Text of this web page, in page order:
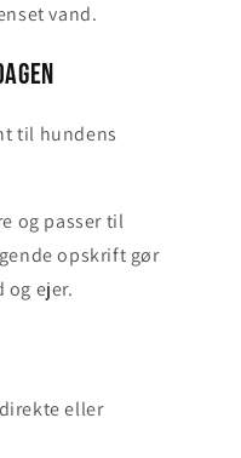
vand.
til hundens
og passer til
opskrift gør
og ejer.
eller